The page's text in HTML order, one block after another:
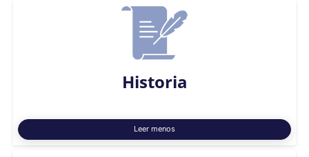
Historia
Leer menos